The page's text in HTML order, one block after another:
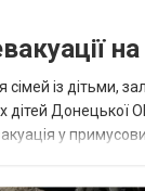
із дітьми,
дітей
у